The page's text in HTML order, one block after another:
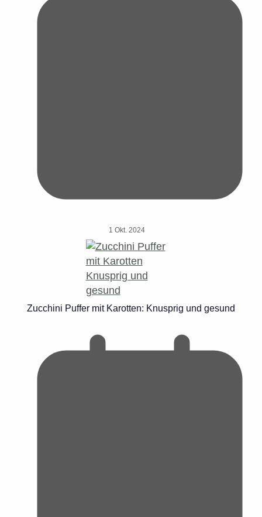
1 Okt. 2024
Zucchini Puffer mit Karotten: Knusprig und gesund